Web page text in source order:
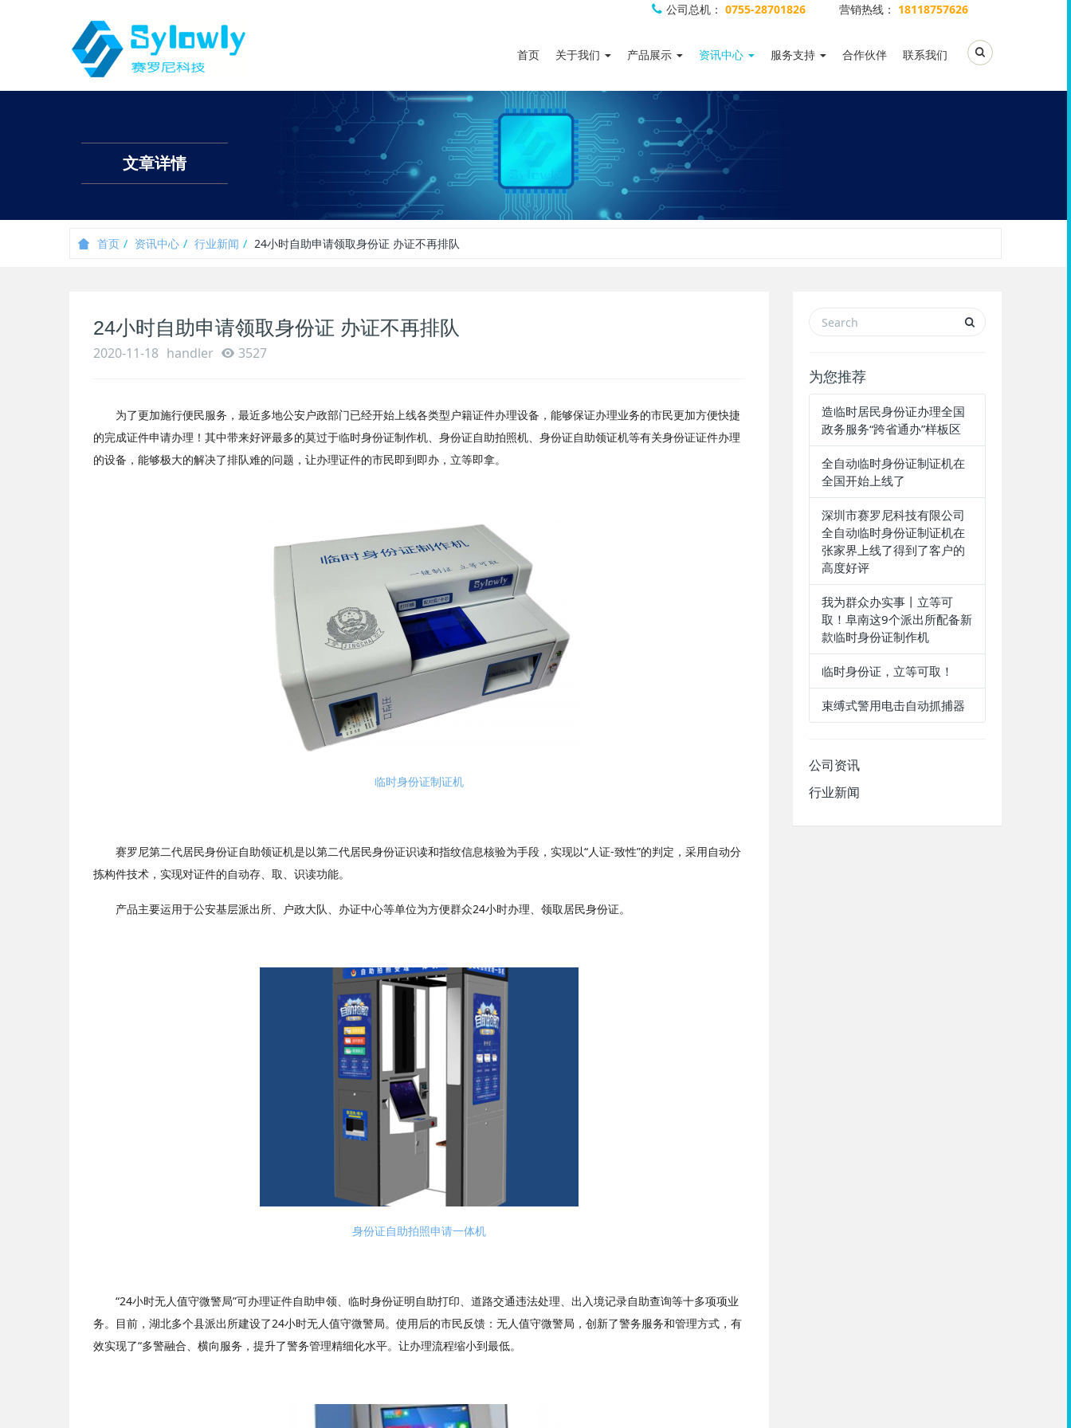
公司总机： 0755-28701826 营销热线： 18118757626
Toggle Search
首页 关于我们 产品展示 资讯中心 服务支持 合作伙伴 联系我们
文章详情
首页 资讯中心 行业新闻 24小时自助申请领取身份证 办证不再排队
24小时自助申请领取身份证 办证不再排队
2020-11-18 handler 3527
为了更加施行便民服务，最近多地公安户政部门已经开始上线各类型户籍证件办理设备，能够保证办理业务的市民更加方便快捷
的完成证件申请办理！其中带来好评最多的莫过于临时身份证制作机、身份证自助拍照机、身份证自助领证机等有关身份证证件办理
的设备，能够极大的解决了排队难的问题，让办理证件的市民即到即办，立等即拿。
临时身份证制证机
赛罗尼第二代居民身份证自助领证机是以第二代居民身份证识读和指纹信息核验为手段，实现以“人证-致性”的判定，采用自动分
拣构件技术，实现对证件的自动存、取、识读功能。
产品主要运用于公安基层派出所、户政大队、办证中心等单位为方便群众24小时办理、领取居民身份证。
身份证自助拍照申请一体机
“24小时无人值守微警局”可办理证件自助申领、临时身份证明自助打印、道路交通违法处理、出入境记录自助查询等十多项项业
务。目前，湖北多个县派出所建设了24小时无人值守微警局。使用后的市民反馈：无人值守微警局，创新了警务服务和管理方式，有
效实现了“多警融合、横向服务，提升了警务管理精细化水平。让办理流程缩小到最低。
为您推荐
造临时居民身份证办理全国
政务服务“跨省通办”样板区​
全自动临时身份证制证机在
全国开始上线了
深圳市赛罗尼科技有限公司
全自动临时身份证制证机在
张家界上线了得到了客户的
高度好评
我为群众办实事丨立等可
取！阜南这9个派出所配备新
款临时身份证制作机
临时身份证，立等可取！
束缚式警用电击自动抓捕器
公司资讯
行业新闻